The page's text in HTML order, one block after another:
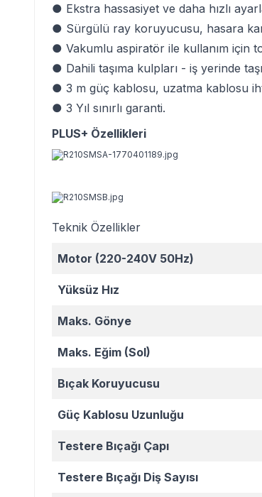
● Ekstra hassasiyet ve daha hızlı
● Sürgülü ray koruyucusu, hasara
● Vakumlu aspiratör ile kullanım için
● Dahili taşıma kulpları - iş yerinde
● 3 m güç kablosu, uzatma kablosu
● 3 Yıl sınırlı garanti.
PLUS+ Özellikleri
Teknik Özellikler
Motor (220-240V 50Hz)
Yüksüz Hız
Maks. Gönye
Maks. Eğim (Sol)
Bıçak Koruyucusu
Güç Kablosu Uzunluğu
Testere Bıçağı Çapı
Testere Bıçağı Diş Sayısı